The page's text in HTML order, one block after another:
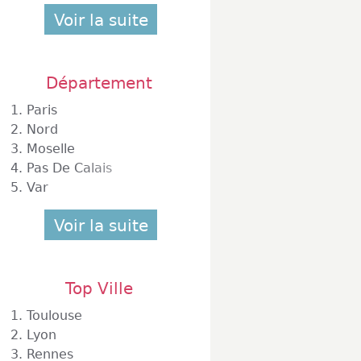
Voir la suite
Département
1. Paris
2. Nord
3. Moselle
4. Pas De Calais
5. Var
Voir la suite
Top Ville
1. Toulouse
2. Lyon
3. Rennes